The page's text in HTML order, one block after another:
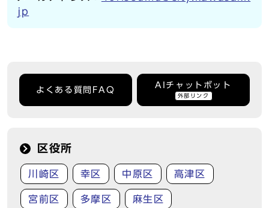
jp
よくある質問FAQ
AIチャットボット
外部リンク
区役所
川崎区 幸区 中原区 高津区
宮前区 多摩区 麻生区